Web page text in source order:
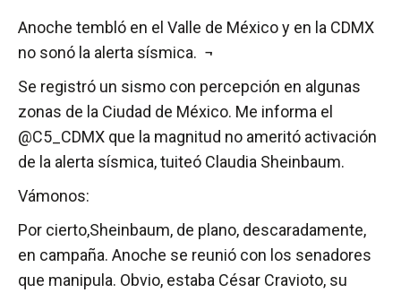
Anoche tembló en el Valle de México y en la CDMX
no sonó la alerta sísmica. ¬
Se registró un sismo con percepción en algunas
zonas de la Ciudad de México. Me informa el
@C5_CDMX que la magnitud no ameritó activación
de la alerta sísmica, tuiteó Claudia Sheinbaum.
Vámonos:
Por cierto,Sheinbaum, de plano, descaradamente,
en campaña. Anoche se reunió con los senadores
que manipula. Obvio, estaba César Cravioto, su